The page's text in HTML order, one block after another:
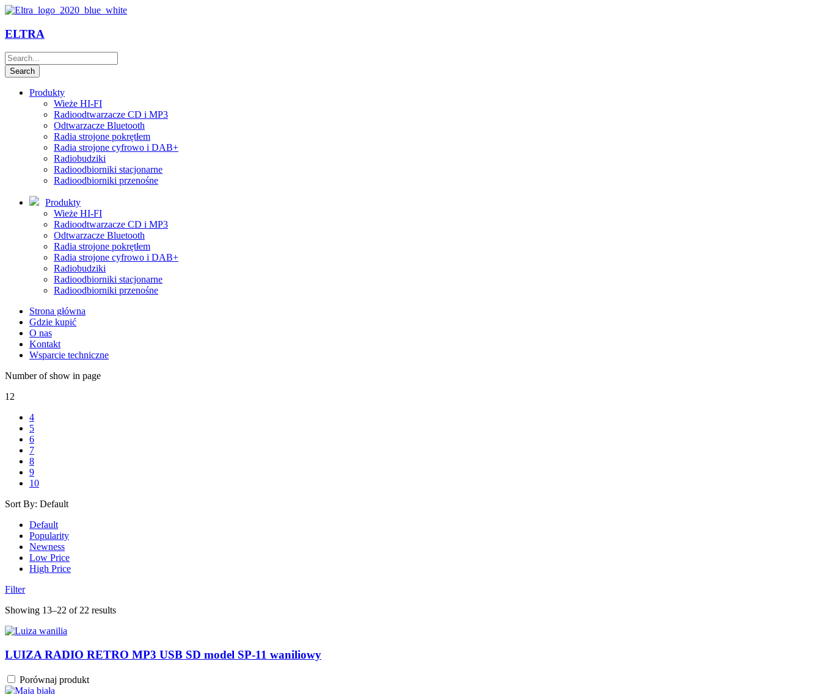
ELTRA
Produkty
Wieże HI-FI
Radioodtwarzacze CD i MP3
Odtwarzacze Bluetooth
Radia strojone pokrętłem
Radia strojone cyfrowo i DAB+
Radiobudziki
Radioodbiorniki stacjonarne
Radioodbiorniki przenośne
Produkty
Wieże HI-FI
Radioodtwarzacze CD i MP3
Odtwarzacze Bluetooth
Radia strojone pokrętłem
Radia strojone cyfrowo i DAB+
Radiobudziki
Radioodbiorniki stacjonarne
Radioodbiorniki przenośne
Strona główna
Gdzie kupić
O nas
Kontakt
Wsparcie techniczne
Number of show in page
12
4
5
6
7
8
9
10
Sort By: Default
Default
Popularity
Newness
Low Price
High Price
Filter
Showing 13–22 of 22 results
LUIZA RADIO RETRO MP3 USB SD model SP-11 waniliowy
Porównaj produkt